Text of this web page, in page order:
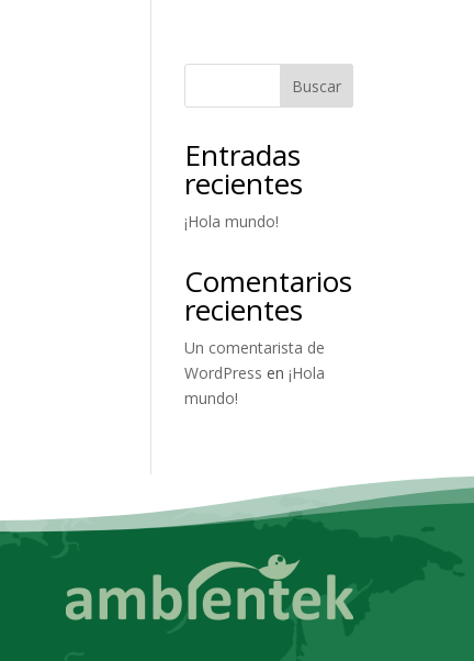
Buscar
Entradas
recientes
¡Hola mundo!
Comentarios
recientes
Un comentarista de
WordPress en ¡Hola
mundo!